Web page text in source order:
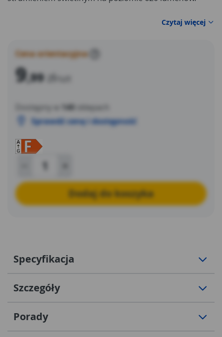
Czytaj więcej
Cena orientacyjna
9,99 zł
Dostępny w 140
sklepach
Sprawdź cenę i dostępność
Dodaj do koszyka
Specyfikacja
Szczegóły
Porady